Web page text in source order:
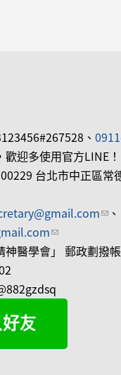
、
迎多使用官方LINE！
台北市中正區常
、
(link sends e-
神醫學會」 郵政劃撥